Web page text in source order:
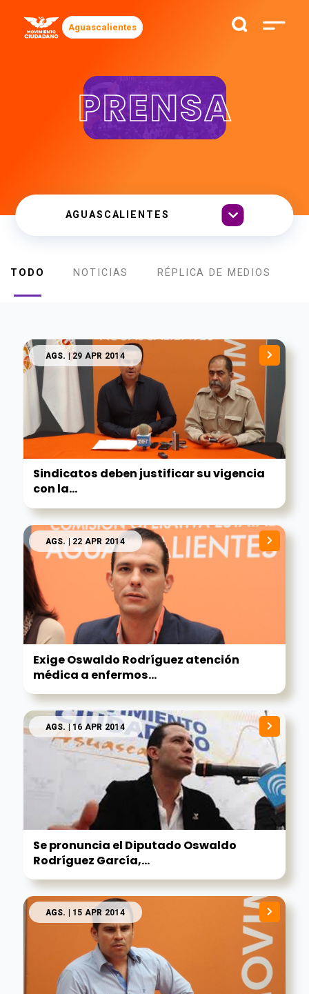
Aguascalientes
PRENSA
TODO NOTICIAS RÉPLICA DE MEDIOS
AGS. | 29 APR 2014
Sindicatos deben justificar su vigencia
con la...
AGS.| 22 APR 2014
Exige Oswaldo Rodríguez atención
médica a enfermos...
AGS. | 16 APR 2014
Se pronuncia el Diputado Oswaldo
Rodríguez García,...
AGS. | 15 APR 2014